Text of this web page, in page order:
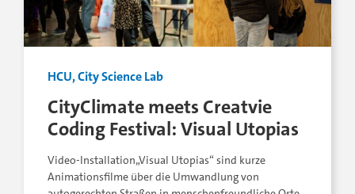
HCU, City Science Lab
CityClimate meets Creatvie
Coding Festival: Visual Utopias
Video-Installation„Visual Utopias“ sind kurze
Animationsfilme über die Umwandlung von